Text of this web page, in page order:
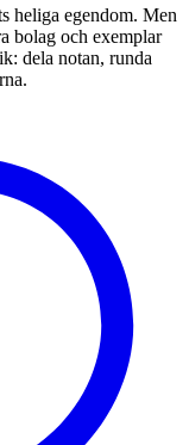
heliga egendom. Men
bolag och exemplar
dela notan, runda